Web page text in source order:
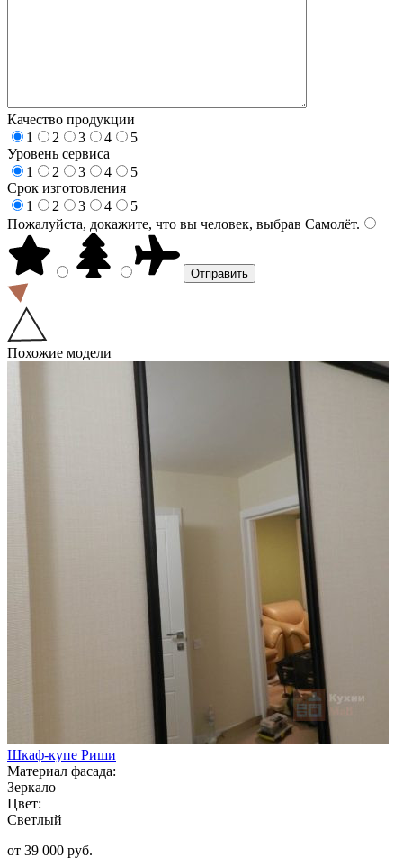
Качество продукции
1
2 3 4
5
Уровень сервиса
1
2 3 4
5
Срок изготовления
1
2 3 4
5
Пожалуйста, докажите, что вы человек, выбрав Самолёт.
Похожие модели
Шкаф-купе Риши
Материал фасада:
Зеркало
Цвет:
Светлый
от 39 000 руб.